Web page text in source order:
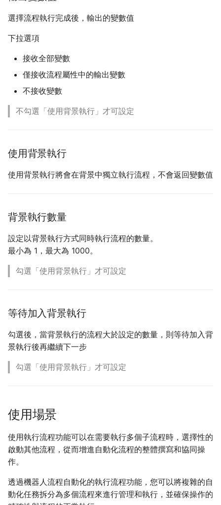
選擇流程執行完成後，輸出的變數值
下拉選項
接收全部變數
僅接收流程屬性中的輸出變數
不接收變數
不勾選「使用背景執行」才可設定
使用背景執行
使用背景執行將會在背景中獨立執行流程，不會返回變數值
背景執行數量
設定以背景執行方式同時執行流程的數量。
最小為 1，最大為 1000。
勾選「使用背景執行」才可設定
等待加入背景執行
勾選後，當背景執行的流程大於設定的數量，則等待加入背
景執行後再繼續下一步
勾選「使用背景執行」才可設定
使用場景
使用執行流程功能可以在需要執行多個子流程時，選擇性的
啟動其他流程，從而增進自動化流程的整體撰寫和協同操
作。
透過機器人流程自動化的執行流程功能，您可以將複雜的自
動化任務拆分為多個流程來進行管理和執行，並確保操作的